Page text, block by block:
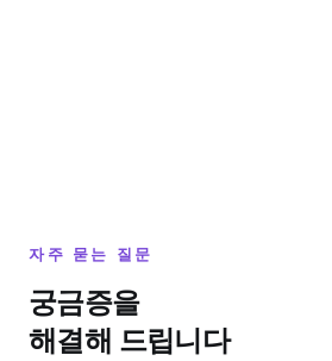
자주 묻는 질문
궁금증을
해결해 드립니다